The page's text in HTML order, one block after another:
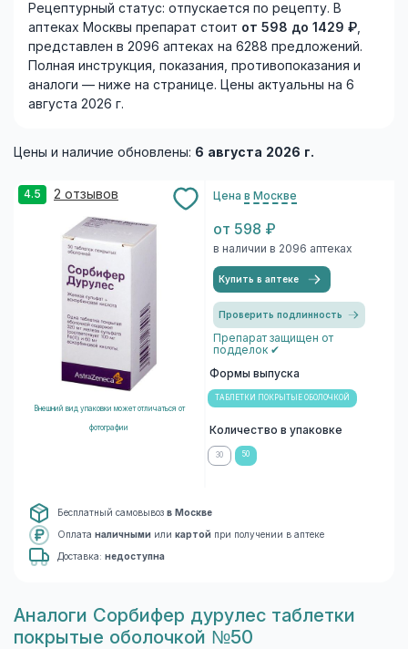
Рецептурный статус: отпускается по рецепту. В
аптеках Москвы препарат стоит от 598 до 1429 ₽,
представлен в 2096 аптеках на 6288 предложений.
Полная инструкция, показания, противопоказания и
аналоги — ниже на странице. Цены актуальны на 6
августа 2026 г.
Цены и наличие обновлены: 6 августа 2026 г.
4.5 2 отзывов
Внешний вид упаковки может отличаться от
фотографии
Цена в Москве
от 598 ₽
в наличии в 2096 аптеках
Купить в аптеке
Проверить подлинность
Препарат защищен от
подделок ✔
Формы выпуска
ТАБЛЕТКИ ПОКРЫТЫЕ ОБОЛОЧКОЙ
Количество в упаковке
30 50
Бесплатный самовывоз в Москве
Оплата наличными или картой при получении в аптеке
Доставка: недоступна
Aналоги Сорбифер дурулес таблетки
покрытые оболочкой №50